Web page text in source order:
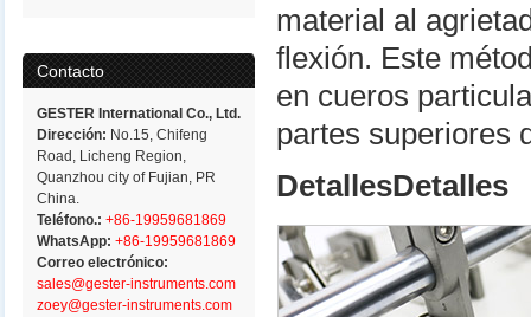
Contacto
GESTER International Co., Ltd.
Dirección: No.15, Chifeng
Road, Licheng Region,
Quanzhou city of Fujian, PR
China.
Teléfono.: +86-19959681869
WhatsApp: +86-19959681869
Correo electrónico:
sales@gester-instruments.com
zoey@gester-instruments.com
material al
flexión. Este
en cueros
partes superiores
DetallesDetalles